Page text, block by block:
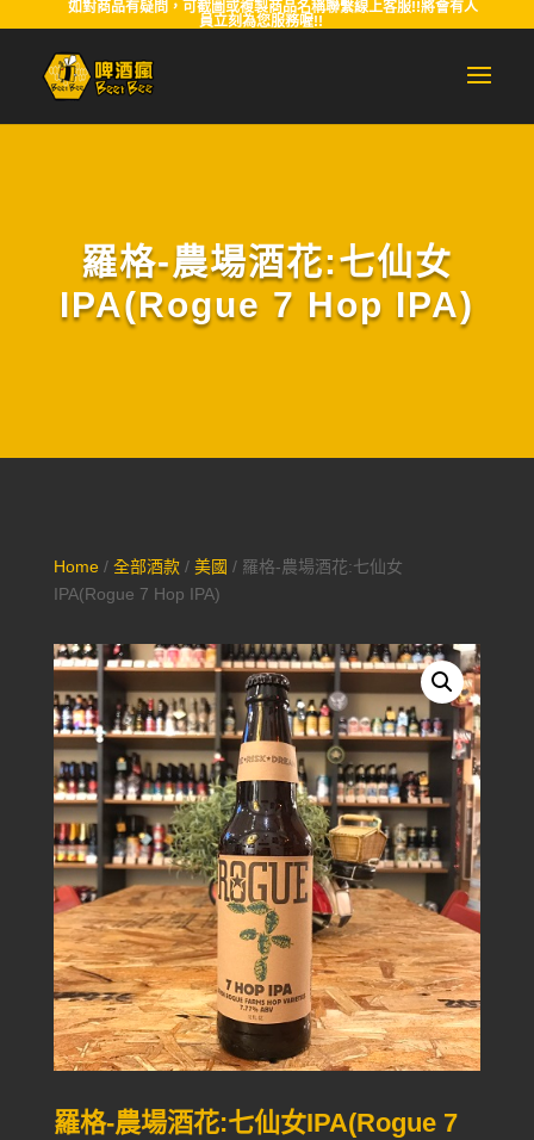
如對商品有疑問，可截圖或複製商品名稱聯繫線上客服!!將會有人
員立刻為您服務喔!!
羅格-農場酒花:七仙女
IPA(Rogue 7 Hop IPA)
Home/ 全部酒款/ 美國 / 羅格-農場酒花:七仙女
IPA(Rogue 7 Hop IPA)
羅格-農場酒花:七仙女IPA(Rogue 7